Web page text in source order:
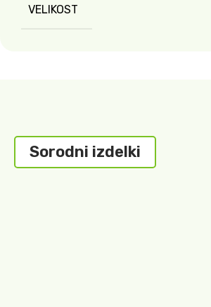
VELIKOST
Sorodni izdelki